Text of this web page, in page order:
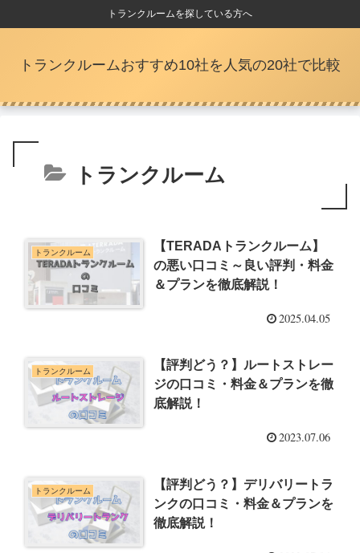
トランクルームを探している方へ
トランクルームおすすめ10社を人気の20社で比較
トランクルーム
トランクルーム
【TERADAトランクルーム】
の悪い口コミ～良い評判・料金
＆プランを徹底解説！
2025.04.05
トランクルーム
【評判どう？】ルートストレー
ジの口コミ・料金＆プランを徹
底解説！
2023.07.06
トランクルーム
【評判どう？】デリバリートラ
ンクの口コミ・料金＆プランを
徹底解説！